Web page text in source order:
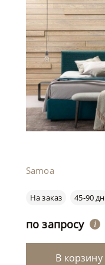
Samoa
На заказ 45-90 дн
по запросу i
В корзину